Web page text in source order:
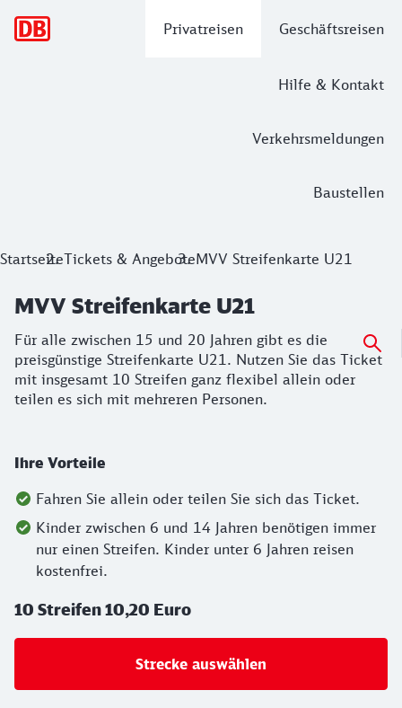
Privatreisen Geschäftsreisen
Hilfe & Kontakt
Verkehrsmeldungen
Baustellen
MVV Streifenkarte U21
StartseiteTickets & AngeboteMVV Streifenkarte U21
MVV Streifenkarte U21
Für alle zwischen 15 und 20 Jahren gibt es die
preisgünstige Streifenkarte U21. Nutzen Sie das Ticket
mit insgesamt 10 Streifen ganz flexibel allein oder
teilen es sich mit mehreren Personen.
Ihre Vorteile
Fahren Sie allein oder teilen Sie sich das Ticket.
Kinder zwischen 6 und 14 Jahren benötigen immer
nur einen Streifen. Kinder unter 6 Jahren reisen
kostenfrei.
10 Streifen 10,20 Euro
Strecke auswählen